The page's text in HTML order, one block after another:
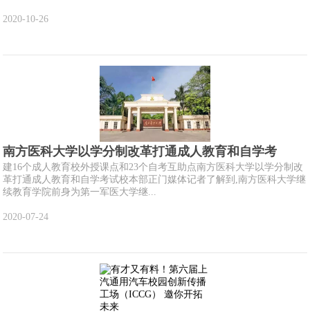
2020-10-26
南方医科大学以学分制改革打通成人教育和自学考
建16个成人教育校外授课点和23个自考互助点南方医科大学以学分制改
革打通成人教育和自学考试校本部正门媒体记者了解到,南方医科大学继
续教育学院前身为第一军医大学继...
2020-07-24